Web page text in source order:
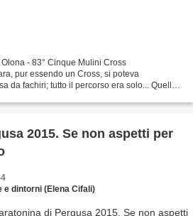
- 83° Cinque Mulini Cross
pur essendo un Cross, si poteva
da fachiri; tutto il percorso era solo... Quello
2015. Se non aspetti per
dintorni (Elena Cifali)